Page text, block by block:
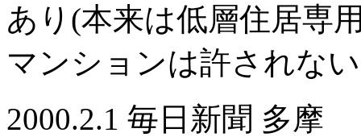
あり(本来は低層住居専
マンションは許されない
2000.2.1 毎日新聞 多摩